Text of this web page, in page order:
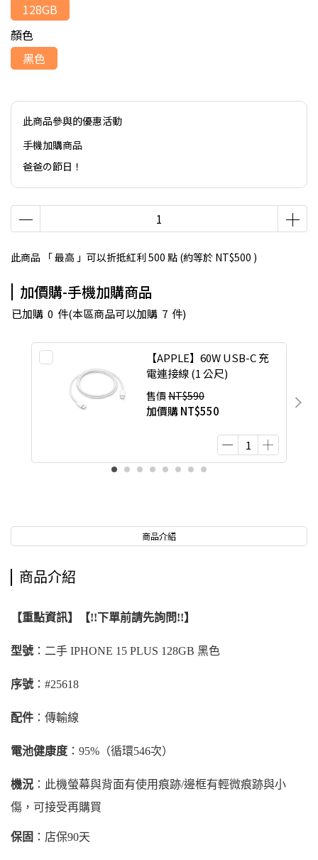
128GB
顏色
黑色
此商品參與的優惠活動
手機加購商品
爸爸の節日！
此商品 「 最高 」可以折抵紅利 500 點 (約等於 NT$500 )
加價購-手機加購商品
已加購 0 件(本區商品可以加購 7 件)
【APPLE】60W USB-C 充
電連接線 (1 公尺)
售價 NT$590
加價購NT$550
商品介紹
商品介紹
【重點資訊】【!!下單前請先詢問!!】
型號 ：二手 IPHONE 15 PLUS 128GB 黑色
序號 ：#25618
配件 ：傳輸線
電池健康度 ：95%（循環546次）
機況 ：此機螢幕與背面有使用痕跡/邊框有輕微痕跡與小
傷，可接受再購買
保固 ：店保90天